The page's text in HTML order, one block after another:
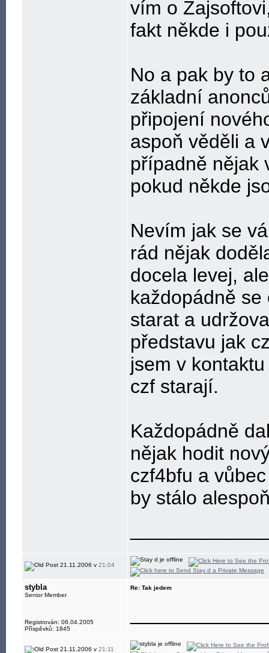
vím o
fakt někde i
No a pak by to
základní
připojení
aspoň věděli a
případně nějak
pokud někde
Nevím jak se
rád nějak
docela levej,
každopádně
starat a
představu jak
jsem v
czf starají.
Každopádně
nějak hodit
czf4bfu a
by stálo
21.11.2006 v 21:04
stybla
Senior Member
Registrován: 06.04.2005
Příspěvků: 1845
Re: Tak jedem
21.11.2006 v 21:11